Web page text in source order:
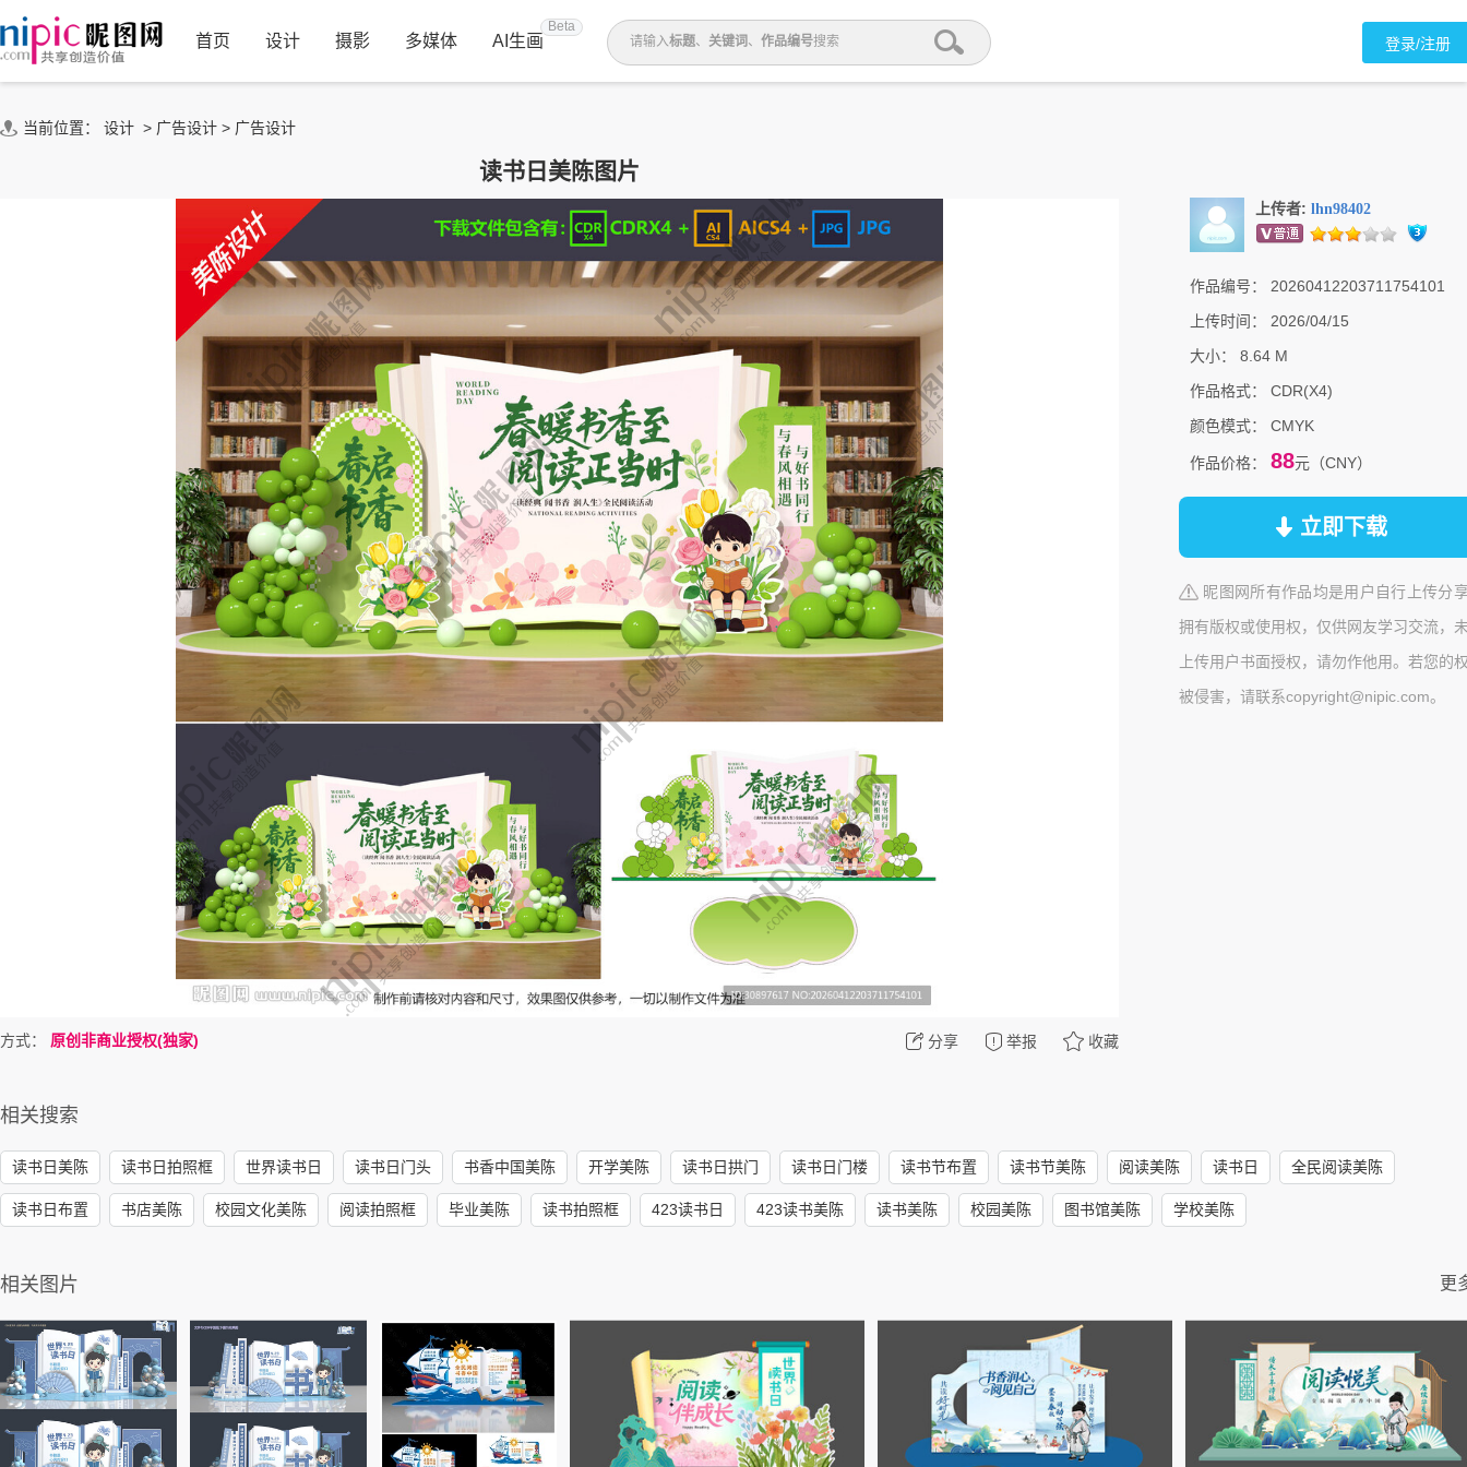
首页 设计 摄影 多媒体 AI生画
Beta
请输入标题、 关键词 、 作品编号搜索 登录/注册
当前位置： 设计 > 广告设计 > 广告设计
读书日美陈图片
分享 举报 收藏
方式： 原创非商业授权(独家)
上传者: lhn98402
作品编号：
20260412203711754101
上传时间：
2026/04/15
大小：
8.64 M
作品格式：
CDR(X4)
颜色模式：
CMYK
作品价格： 88元（CNY）
立即下载
昵图网所有作品均是用户自行上传分
拥有版权或使用权，仅供网友学习交流，
上传用户书面授权，请勿作他用。若您的
被侵害，请联系copyright@nipic.com。
相关搜索
读书日美陈 读书日拍照框 世界读书日 读书日门头 书香中国美陈 开学美陈 读书日拱门 读书日门楼 读书节布置 读书节美陈 阅读美陈 读书日 全民阅读美陈
读书日布置 书店美陈 校园文化美陈 阅读拍照框 毕业美陈 读书拍照框 423读书日 423读书美陈 读书美陈 校园美陈 图书馆美陈 学校美陈
相关图片 更